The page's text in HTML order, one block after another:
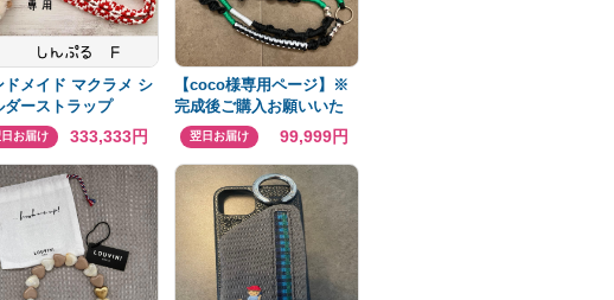
ドメイド マクラメ シ
ダーストラップ
お届け 333,333円
【coco様専用ページ】※
完成後ご購入お願いいた
します☺︎
翌日お届け 99,999円